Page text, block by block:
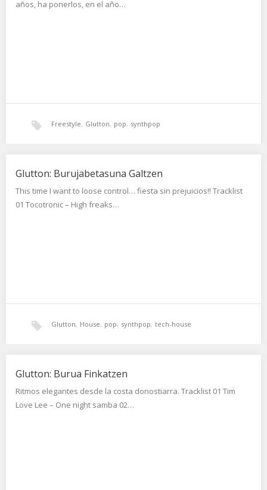
años, ha ponerlos, en el año…
Freestyle, Glutton, pop, synthpop
Glutton: Burujabetasuna Galtzen
This time I want to loose control… fiesta sin prejuicios!! Tracklist
01 Tocotronic – High freaks…
Glutton, House, pop, synthpop, tech-house
Glutton: Burua Finkatzen
Ritmos elegantes desde la costa donostiarra. Tracklist 01 Tim
Love Lee – One night samba 02…